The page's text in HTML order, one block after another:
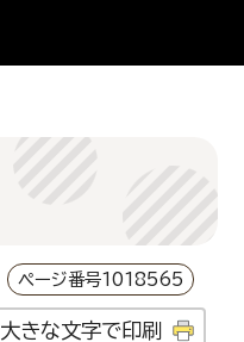
ページ番号1018565
大きな文字で印刷